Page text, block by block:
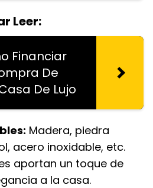
Leer:
Financiar
De
De Lujo
Madera, piedra
acero inoxidable, etc.
aportan un toque de
a la casa.